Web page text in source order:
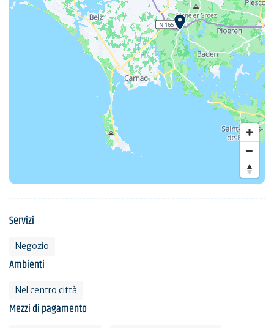
Servizi
Negozio
Ambienti
Nel centro città
Mezzi di pagamento